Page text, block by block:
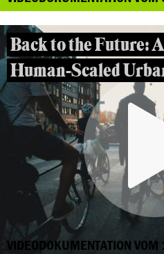
Back to the Future:
Human-Scaled
VIDEODOKUMENTATION